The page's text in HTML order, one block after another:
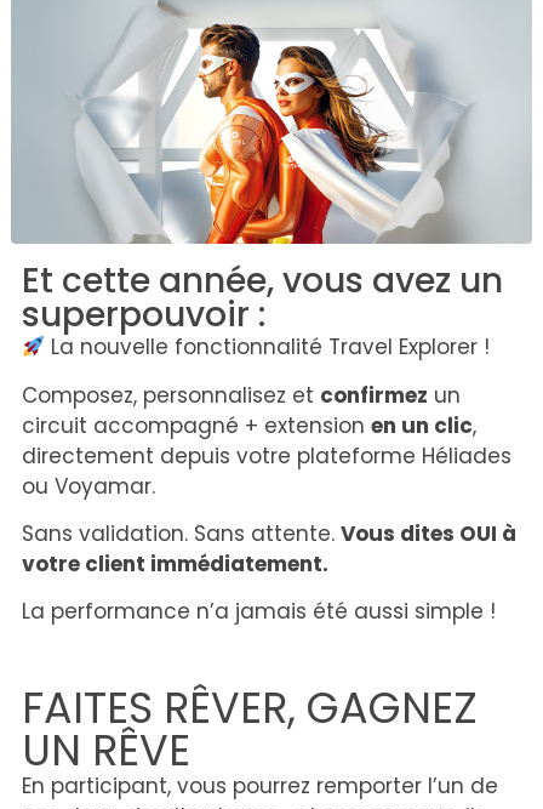
Et cette année, vous avez un
superpouvoir :
La nouvelle fonctionnalité Travel Explorer !
Composez, personnalisez et confirmez un
circuit accompagné + extension en un clic,
directement depuis votre plateforme Héliades
ou Voyamar.
Sans validation. Sans attente. Vous dites OUI à
votre client immédiatement.
La performance n’a jamais été aussi simple !
FAITES RÊVER, GAGNEZ
UN RÊVE
En participant, vous pourrez remporter l’un de